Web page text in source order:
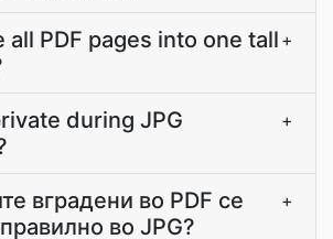
all PDF pages into one tall +
during JPG
+
вградени во PDF се
во JPG?
+